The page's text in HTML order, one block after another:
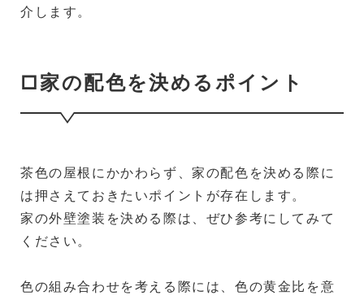
介します。
□家の配色を決めるポイント
茶色の屋根にかかわらず、家の配色を決める際に
は押さえておきたいポイントが存在します。
家の外壁塗装を決める際は、ぜひ参考にしてみて
ください。
色の組み合わせを考える際には、色の黄金比を意